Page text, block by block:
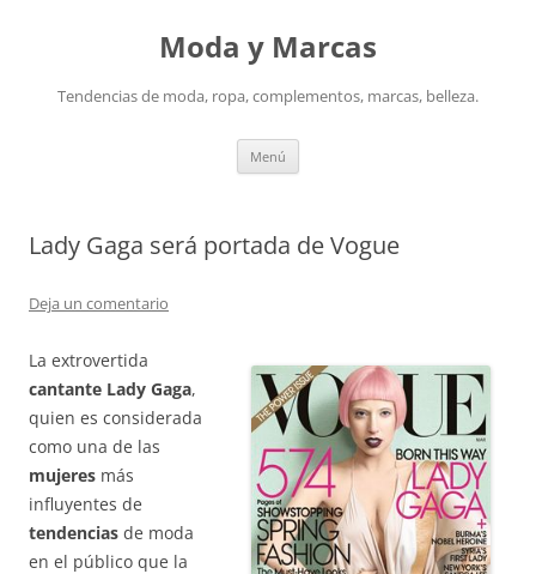
Moda y Marcas
Tendencias de moda, ropa, complementos, marcas, belleza.
Menú
Lady Gaga será portada de Vogue
Deja un comentario
La extrovertida
cantante Lady Gaga,
quien es considerada
como una de las
mujeres más
influyentes de
tendencias de moda
en el público que la